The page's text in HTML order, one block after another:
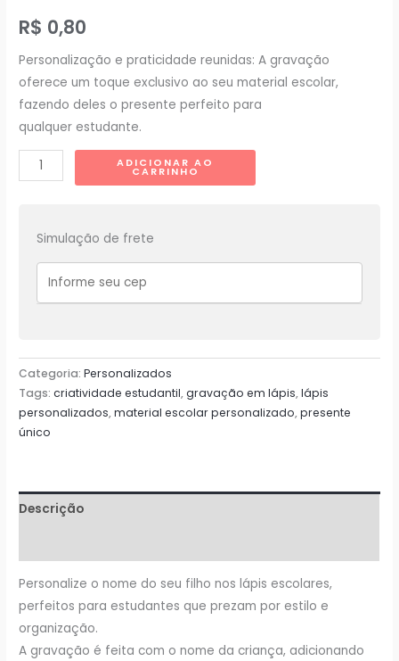
R$ 0,80
Personalização e praticidade reunidas: A gravação
oferece um toque exclusivo ao seu material escolar,
fazendo deles o presente perfeito para
qualquer estudante.
Gravação
personalizada
para
Estudantes
quantidade
ADICIONAR AO
CARRINHO
Simulação de frete
Categoria:Personalizados
Tags:criatividade estudantil,gravação em lápis,lápis
personalizados,material escolar personalizado,presente
único
Descrição
Personalize o nome do seu filho nos lápis escolares,
perfeitos para estudantes que prezam por estilo e
organização.
A gravação é feita com o nome da criança, adicionando